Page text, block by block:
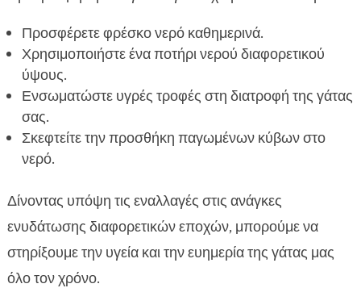
Προσφέρετε φρέσκο νερό καθημερινά.
Χρησιμοποιήστε ένα ποτήρι νερού διαφορετικού
ύψους.
Ενσωματώστε υγρές τροφές στη διατροφή της γάτας
σας.
Σκεφτείτε την προσθήκη παγωμένων κύβων στο
νερό.
Δίνοντας υπόψη τις εναλλαγές στις ανάγκες
ενυδάτωσης διαφορετικών εποχών, μπορούμε να
στηρίξουμε την υγεία και την ευημερία της γάτας μας
όλο τον χρόνο.